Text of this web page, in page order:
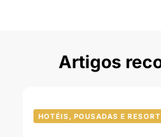
Artigos
HOTÉIS, POUSADAS E